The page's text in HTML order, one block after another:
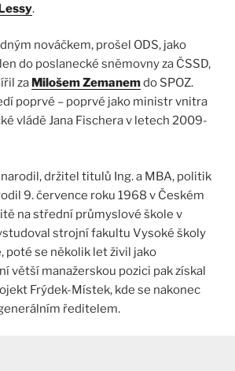
.
nováčkem, prošel ODS, jako
do poslanecké sněmovny za ČSSD,
za Milošem Zemanemdo SPOZ.
poprvé – poprvé jako ministr vnitra
vládě Jana Fischera v letech 2009-
držitel titulů Ing. a MBA, politik
9. července roku 1968 v Českém
na střední průmyslové škole v
strojní fakultu Vysoké školy
poté se několik let živil jako
větší manažerskou pozici pak získal
Frýdek-Místek, kde se nakonec
ředitelem.